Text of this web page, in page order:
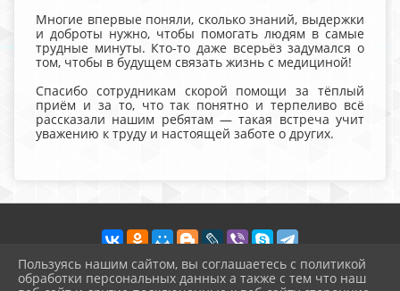
Многие впервые поняли, сколько знаний, выдержки
и доброты нужно, чтобы помогать людям в самые
трудные минуты. Кто-то даже всерьёз задумался о
том, чтобы в будущем связать жизнь с медициной!
Спасибо сотрудникам скорой помощи за тёплый
приём и за то, что так понятно и терпеливо всё
рассказали нашим ребятам — такая встреча учит
уважению к труду и настоящей заботе о других.
Пользуясь нашим сайтом, вы соглашаетесь с политикой
обработки персональных данных а также с тем что наш